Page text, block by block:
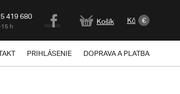
419 680
h
Košík Kč €
PRIHLÁSENIE DOPRAVA A PLATBA